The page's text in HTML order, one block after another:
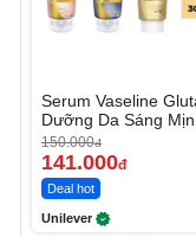
Serum Vaseline
Dưỡng Da Sáng
Ngày
150.000đ
141.000đ
Deal hot
Unilever